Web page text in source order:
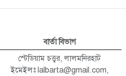
বার্তা বিভাগ
স্টেডিয়াম চত্ত্বর, লালমনিরহাট
ইমেইলঃ lalbarta@gmail.com,